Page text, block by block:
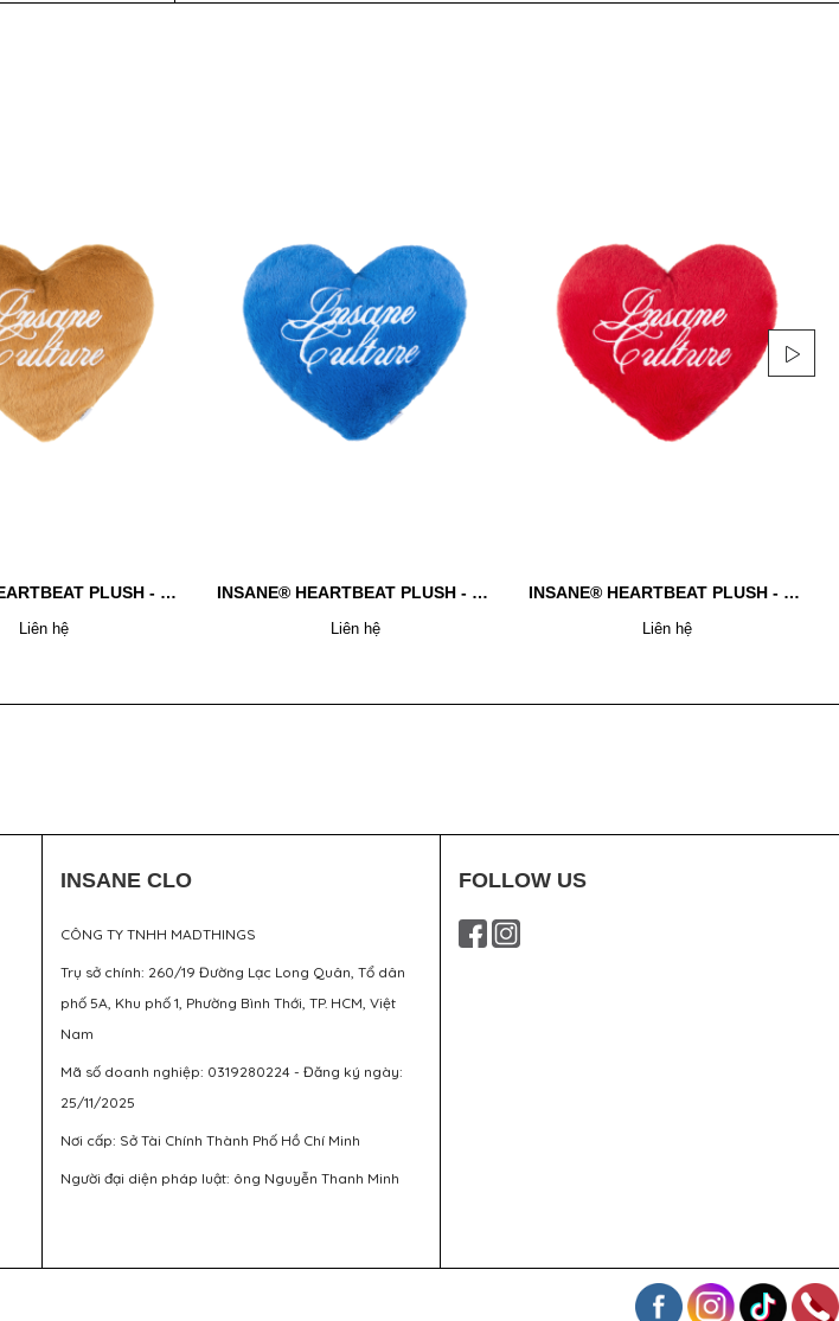
INSANE® HEARTBEAT PLUSH - BROWN
Liên hệ
INSANE® HEARTBEAT PLUSH - BLUE
Liên hệ
INSANE® HEARTBEAT PLUSH - RED
Liên hệ
INSANE CLO
CÔNG TY TNHH MADTHINGS
Trụ sở chính: 260/19 Đường Lạc Long Quân, Tổ dân
phố 5A, Khu phố 1, Phường Bình Thới, TP. HCM, Việt
Nam
Mã số doanh nghiệp: 0319280224 - Đăng ký ngày:
25/11/2025
Nơi cấp: Sở Tài Chính Thành Phố Hồ Chí Minh
Người đại diện pháp luật: ông Nguyễn Thanh Minh
FOLLOW US